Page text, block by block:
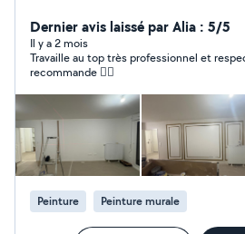
Dernier avis laissé par Alia : 5/5
Il y a 2 mois
Travaille au top très professionnel et
recommande 👍🏼
Peinture Peinture murale